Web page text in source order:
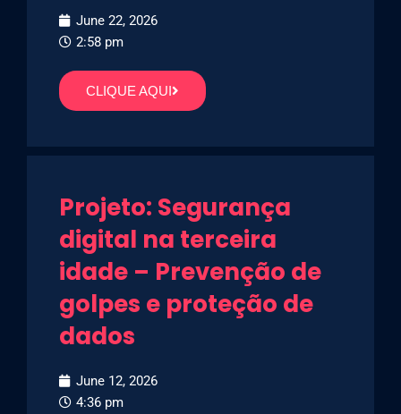
June 22, 2026
2:58 pm
CLIQUE AQUI
Projeto: Segurança
digital na terceira
idade – Prevenção de
golpes e proteção de
dados
June 12, 2026
4:36 pm